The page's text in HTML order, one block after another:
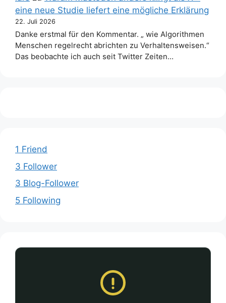
eine neue Studie liefert eine mögliche Erklärung
22. Juli 2026
Danke erstmal für den Kommentar. „ wie Algorithmen
Menschen regelrecht abrichten zu Verhaltensweisen.“
Das beobachte ich auch seit Twitter Zeiten…
1 Friend
3 Follower
3 Blog-Follower
5 Following